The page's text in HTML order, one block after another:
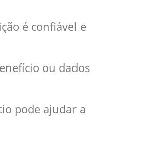
é confiável e
ou dados
pode ajudar a